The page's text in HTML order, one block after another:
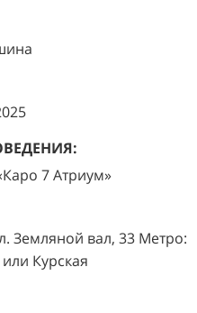
7 Атриум»
Земляной вал, 33 Метро:
Курская